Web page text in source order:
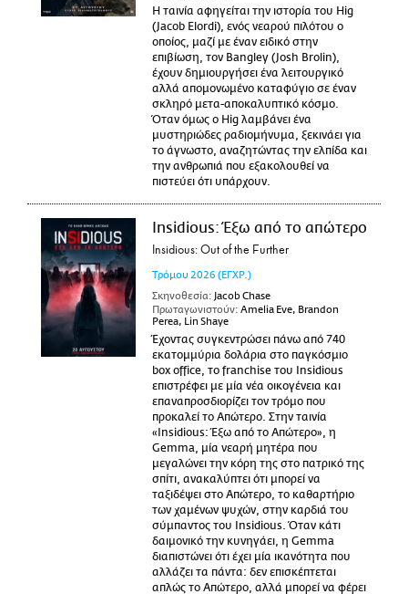
Η ταινία αφηγείται την ιστορία του Hig
(Jacob Elordi), ενός νεαρού πιλότου ο
οποίος, μαζί με έναν ειδικό στην
επιβίωση, τον Bangley (Josh Brolin),
έχουν δημιουργήσει ένα λειτουργικό
αλλά απομονωμένο καταφύγιο σε έναν
σκληρό μετα-αποκαλυπτικό κόσμο.
Όταν όμως ο Hig λαμβάνει ένα
μυστηριώδες ραδιομήνυμα, ξεκινάει για
το άγνωστο, αναζητώντας την ελπίδα και
την ανθρωπιά που εξακολουθεί να
πιστεύει ότι υπάρχουν.
Insidious: Έξω από το απώτερο
Insidious: Out of the Further
Τρόμου 2026 (ΕΓΧΡ.)
Σκηνοθεσία: Jacob Chase
Πρωταγωνιστούν: Amelia Eve, Brandon
Perea, Lin Shaye
Έχοντας συγκεντρώσει πάνω από 740
εκατομμύρια δολάρια στο παγκόσμιο
box office, το franchise του Insidious
επιστρέφει με μία νέα οικογένεια και
επαναπροσδιορίζει τον τρόμο που
προκαλεί το Απώτερο. Στην ταινία
«Insidious: Έξω από το Απώτερο», η
Gemma, μία νεαρή μητέρα που
μεγαλώνει την κόρη της στο πατρικό της
σπίτι, ανακαλύπτει ότι μπορεί να
ταξιδέψει στο Απώτερο, το καθαρτήριο
των χαμένων ψυχών, στην καρδιά του
σύμπαντος του Insidious. Όταν κάτι
δαιμονικό την κυνηγάει, η Gemma
διαπιστώνει ότι έχει μία ικανότητα που
αλλάζει τα πάντα: δεν επισκέπτεται
απλώς το Απώτερο, αλλά μπορεί να φέρει